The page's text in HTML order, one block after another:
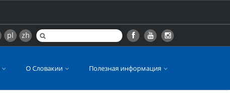
pl zh
О Словакии Полезная информация